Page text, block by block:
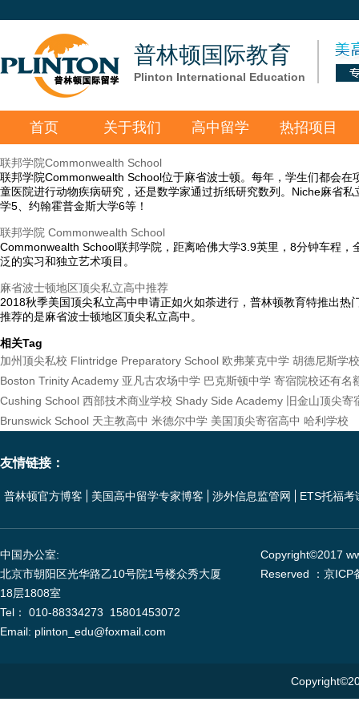
普林顿国际教育
Plinton International Education
首页 关于我们 高中留学 热招项目
联邦学院Commonwealth School
联邦学院Commonwealth School位于麻省波士顿。每年，学生们都会
童医院进行动物疾病研究，还是数学家通过折纸研究数列。Niche麻省
学5、约翰霍普金斯大学6等！
联邦学院 Commonwealth School
Commonwealth School联邦学院，距离哈佛大学3.9英里，8分钟车程
泛的实习和独立艺术项目。
麻省波士顿地区顶尖私立高中推荐
2018秋季美国顶尖私立高中申请正如火如荼进行，普林顿教育特推出
推荐的是麻省波士顿地区顶尖私立高中。
相关Tag
加州顶尖私校 Flintridge Preparatory School 欧弗莱克中学 胡德尼斯学校
Boston Trinity Academy 亚凡古农场中学 巴克斯顿中学 寄宿院校还有名
Cushing School 西部技术商业学校 Shady Side Academy 旧金山顶尖寄
Brunswick School 天主教高中 米德尔中学 美国顶尖寄宿高中 哈利学校
友情链接：
普林顿官方博客 美国高中留学专家博客 涉外信息监管网 ETS托福考
中国办公室:
北京市朝阳区光华路乙10号院1号楼众秀大厦
18层1808室
Tel： 010-88334273 15801453072
Email: plinton_edu@foxmail.com
Copyright©2017
Reserved ：京ICP